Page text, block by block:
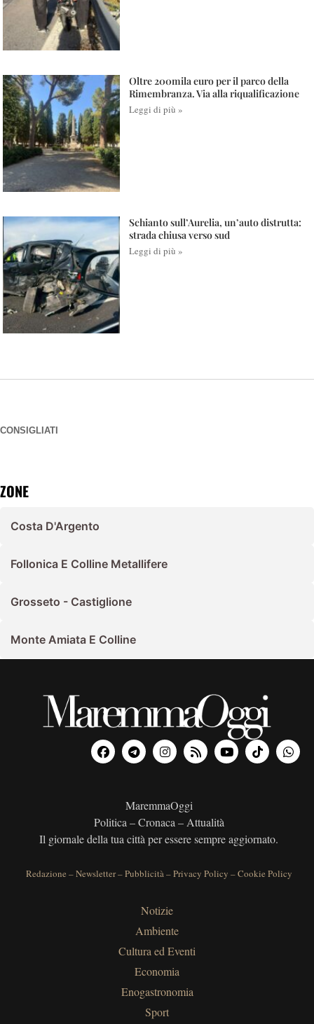
Oltre 200mila euro per il parco della
Rimembranza. Via alla riqualificazione
Leggi di più »
Schianto sull’Aurelia, un’auto distrutta:
strada chiusa verso sud
Leggi di più »
CONSIGLIATI
ZONE
Costa D'Argento
Follonica E Colline Metallifere
Grosseto - Castiglione
Monte Amiata E Colline
MaremmaOggi
Politica – Cronaca – Attualità
Il giornale della tua città per essere sempre aggiornato.
Redazione –Newsletter–Pubblicità–Privacy Policy –Cookie Policy
Notizie
Ambiente
Cultura ed Eventi
Economia
Enogastronomia
Sport